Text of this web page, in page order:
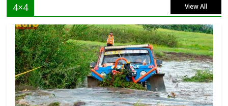
4×4 View All